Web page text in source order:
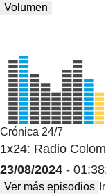
Volumen
Crónica 24/7
1x24: Radio
23/08/2024 -
Ver más episodios